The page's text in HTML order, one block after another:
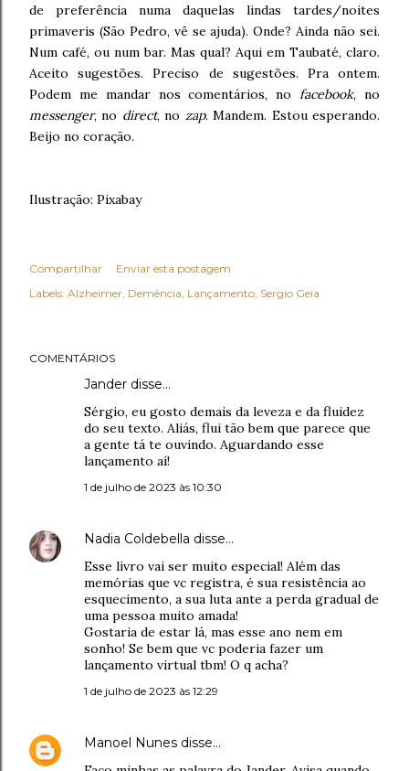
de preferência numa daquelas lindas tardes/noites
primaveris (São Pedro, vê se ajuda). Onde? Ainda não sei.
Num café, ou num bar. Mas qual? Aqui em Taubaté, claro.
Aceito sugestões. Preciso de sugestões. Pra ontem.
Podem me mandar nos comentários, no facebook, no
messenger, no direct, no zap. Mandem. Estou esperando.
Beijo no coração.
Ilustração: Pixabay
Compartilhar
Enviar esta postagem
Labels: Alzheimer Demência Lançamento Sergio Geia
COMENTÁRIOS
Jander disse…
Sérgio, eu gosto demais da leveza e da fluidez
do seu texto. Aliás, flui tão bem que parece que
a gente tá te ouvindo. Aguardando esse
lançamento aí!
1 de julho de 2023 às 10:30
Nadia Coldebella disse…
Esse livro vai ser muito especial! Além das
memórias que vc registra, é sua resistência ao
esquecimento, a sua luta ante a perda gradual de
uma pessoa muito amada!
Gostaria de estar lá, mas esse ano nem em
sonho! Se bem que vc poderia fazer um
lançamento virtual tbm! O q acha?
1 de julho de 2023 às 12:29
Manoel Nunes disse…